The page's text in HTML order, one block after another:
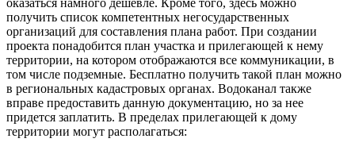
оказаться намного дешевле. Кроме того, здесь можно
получить список компетентных негосударственных
организаций для составления плана работ. При создании
проекта понадобится план участка и прилегающей к нему
территории, на котором отображаются все коммуникации, в
том числе подземные. Бесплатно получить такой план можно
в региональных кадастровых органах. Водоканал также
вправе предоставить данную документацию, но за нее
придется заплатить. В пределах прилегающей к дому
территории могут располагаться: